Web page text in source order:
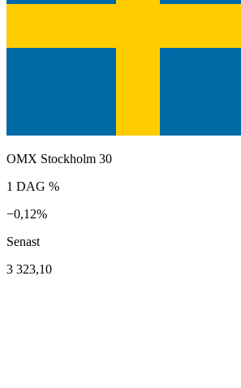
OMX Stockholm 30
1 DAG %
−0,12%
Senast
3 323,10